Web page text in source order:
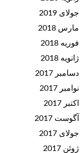
جولای 2019
مارس 2018
فوریه 2018
ژانویه 2018
دسامبر 2017
نوامبر 2017
اکتبر 2017
آگوست 2017
جولای 2017
ژوئن 2017